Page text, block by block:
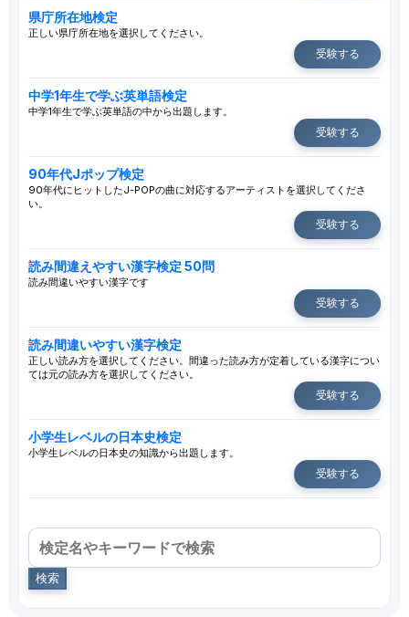
県庁所在地検定
正しい県庁所在地を選択してください。
受験する
中学1年生で学ぶ英単語検定
中学1年生で学ぶ英単語の中から出題します。
受験する
90年代Jポップ検定
90年代にヒットしたJ-POPの曲に対応するアーティストを選択してくださ
い。
受験する
読み間違えやすい漢字検定 50問
読み間違いやすい漢字です
受験する
読み間違いやすい漢字検定
正しい読み方を選択してください。間違った読み方が定着している漢字につい
ては元の読み方を選択してください。
受験する
小学生レベルの日本史検定
小学生レベルの日本史の知識から出題します。
受験する
検索